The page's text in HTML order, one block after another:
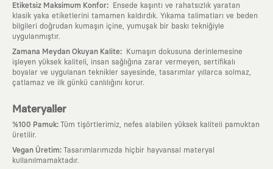
Etiketsiz Maksimum Konfor:
Ensede kaşıntı ve rahatsızlık yaratan
klasik yaka etiketlerini tamamen kaldırdık. Yıkama talimatları ve beden
bilgileri doğrudan kumaşın içine, yumuşak bir baskı tekniğiyle
uygulanmıştır.
Zamana Meydan Okuyan Kalite:
Kumaşın dokusuna derinlemesine
işleyen yüksek kaliteli, insan sağlığına zarar vermeyen, sertifikalı
boyalar ve uygulanan teknikler sayesinde, tasarımlar yıllarca solmaz,
çatlamaz ve ilk günkü canlılığını korur.
Materyaller
%100 Pamuk: Tüm tişörtlerimiz, nefes alabilen yüksek kaliteli pamuktan
üretilir.
Vegan Üretim: Tasarımlarımızda hiçbir hayvansal materyal
kullanılmamaktadır.